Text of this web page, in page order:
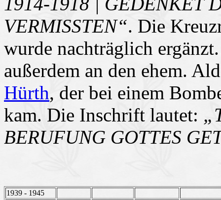
VERMISSTEN“. Die
wurde nachträglich
außerdem an den ehem.
Hürth, der bei einem
kam. Die Inschrift lautet:
BERUFUNG GOTTES
1939 - 1945